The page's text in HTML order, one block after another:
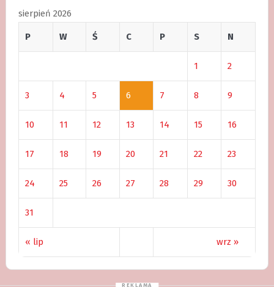
sierpień 2026
P W Ś C P S N
« lip wrz »
1 2
3 4 5 6 7 8 9
10 11 12 13 14 15 16
17 18 19 20 21 22 23
24 25 26 27 28 29 30
31